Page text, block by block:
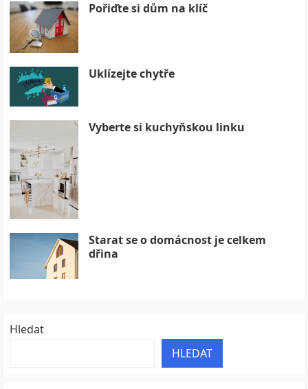
Pořiďte si dům na klíč
Uklízejte chytře
Vyberte si kuchyňskou linku
Starat se o domácnost je celkem
dřina
Hledat
HLEDAT